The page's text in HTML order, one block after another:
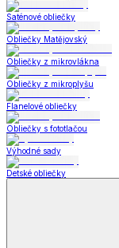
Saténové obliečky
Obliečky Matějovský
Obliečky z mikrovlákna
Obliečky z mikroplyšu
Flanelové obliečky
Obliečky s fototlačou
Výhodné sady
Detské obliečky